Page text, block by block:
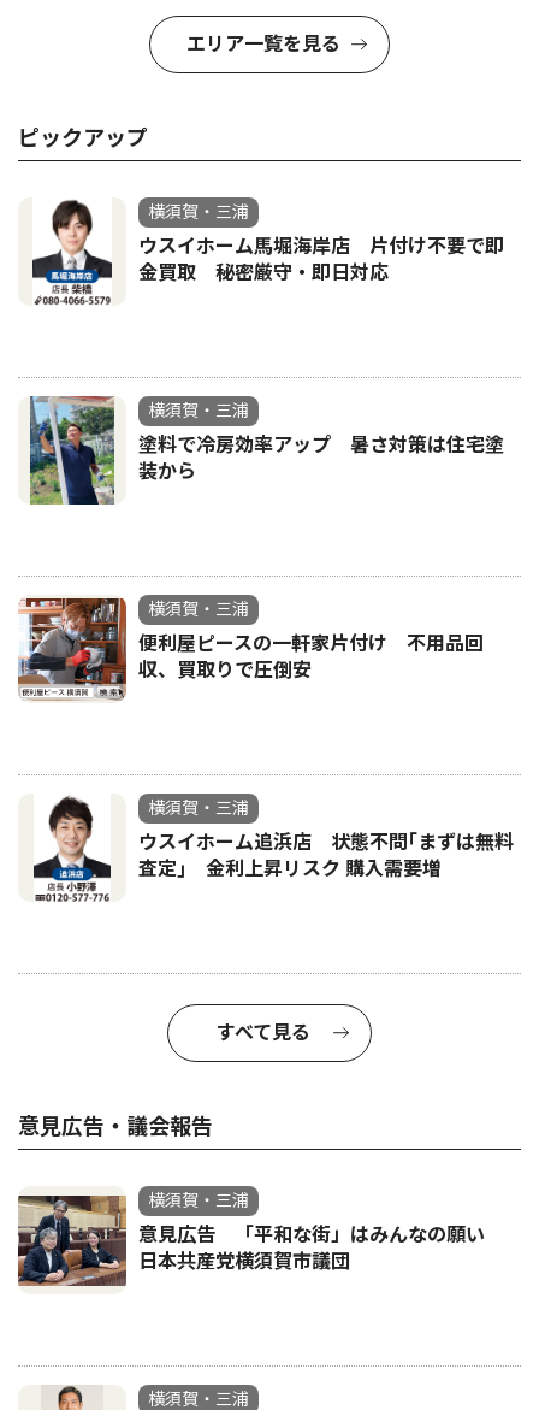
エリア一覧を見る
ピックアップ
横須賀・三浦
ウスイホーム馬堀海岸店 片付け不要で即
金買取 秘密厳守・即日対応
横須賀・三浦
塗料で冷房効率アップ 暑さ対策は住宅塗
装から
横須賀・三浦
便利屋ピースの一軒家片付け 不用品回
収、買取りで圧倒安
横須賀・三浦
ウスイホーム追浜店 状態不問｢まずは無料
査定｣ 金利上昇リスク 購入需要増
すべて見る
意見広告・議会報告
横須賀・三浦
意見広告 「平和な街」はみんなの願い
日本共産党横須賀市議団
横須賀・三浦